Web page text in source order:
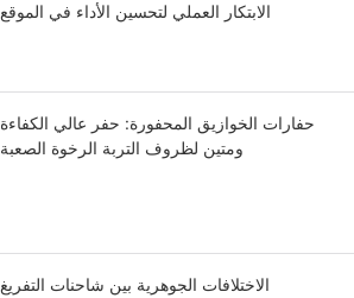
الابتكار العملي لتحسين الأداء في الموقع
حفارات الخوازيق المحفورة: حفر عالي الكفاءة
ومتين لظروف التربة الرخوة الصعبة
الاختلافات الجوهرية بين شاحنات التفريغ